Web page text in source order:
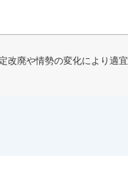
改廃や情勢の変化により適宜